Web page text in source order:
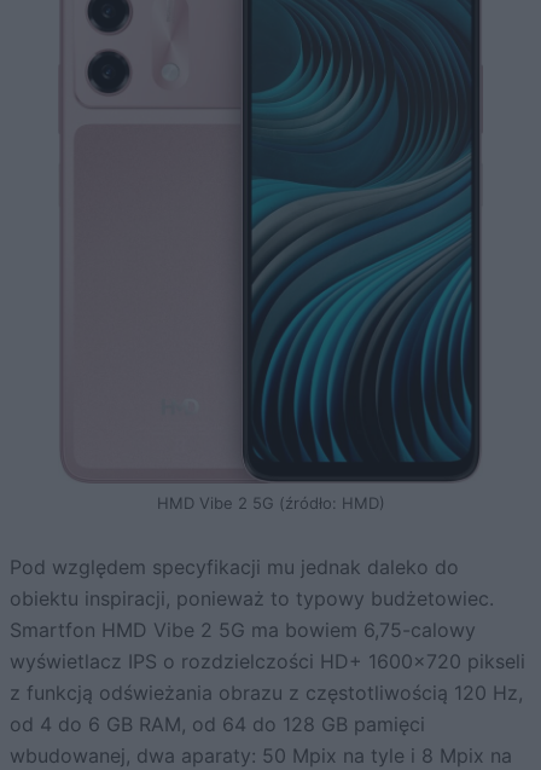
HMD Vibe 2 5G (źródło: HMD)
Pod względem specyfikacji mu jednak daleko do
obiektu inspiracji, ponieważ to typowy budżetowiec.
Smartfon HMD Vibe 2 5G ma bowiem 6,75-calowy
wyświetlacz IPS o rozdzielczości HD+ 1600×720 pikseli
z funkcją odświeżania obrazu z częstotliwością 120 Hz,
od 4 do 6 GB RAM, od 64 do 128 GB pamięci
wbudowanej, dwa aparaty: 50 Mpix na tyle i 8 Mpix na